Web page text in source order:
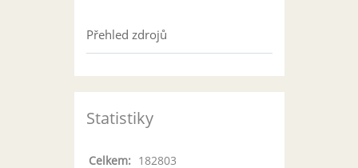
Přehled zdrojů
Statistiky
Celkem: 182803